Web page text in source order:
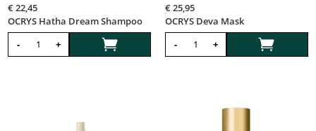
OCRYS Hatha Dream Shampoo
€22,45
- + 
OCRYS Deva Mask
€25,95
- + 